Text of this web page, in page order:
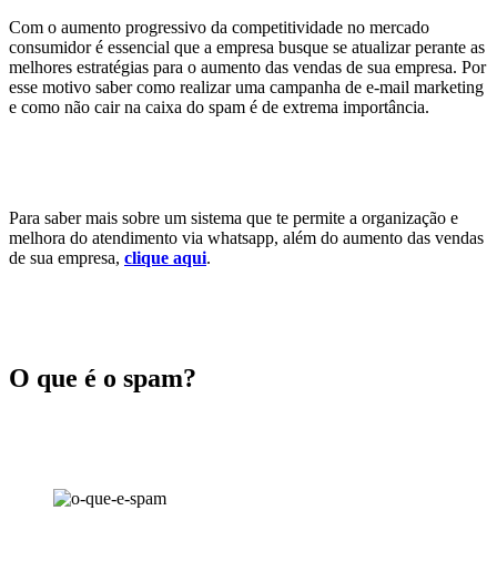
Como
evitar
caixa
de
uma
Com o aumento progressivo da competitividade no mercado
consumidor é essencial que a empresa busque se atualizar perante as
melhores estratégias para o aumento das vendas de sua empresa. Por
esse motivo saber como realizar uma campanha de e-mail marketing
e como não cair na caixa do spam é de extrema importância.
Para saber mais sobre um sistema que te permite a organização e
melhora do atendimento via whatsapp, além do aumento das vendas
de sua empresa, clique aqui.
O que é o spam?